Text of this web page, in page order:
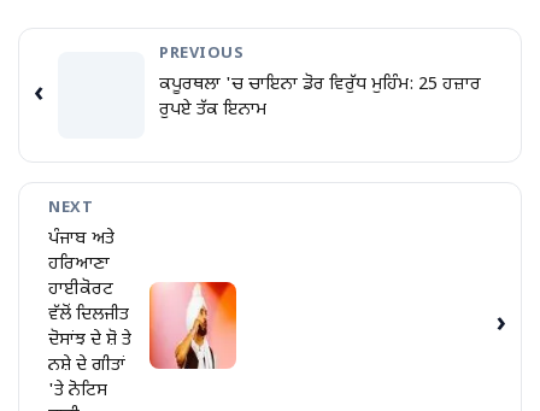
‹
PREVIOUS
ਕਪੂਰਥਲਾ 'ਚ ਚਾਇਨਾ ਡੋਰ ਵਿਰੁੱਧ ਮੁਹਿੰਮ: 25 ਹਜ਼ਾਰ
ਰੁਪਏ ਤੱਕ ਇਨਾਮ
NEXT
ਪੰਜਾਬ ਅਤੇ
ਹਰਿਆਣਾ
ਹਾਈਕੋਰਟ
ਵੱਲੋਂ ਦਿਲਜੀਤ
ਦੋਸਾਂਝ ਦੇ ਸ਼ੋ ਤੇ
ਨਸ਼ੇ ਦੇ ਗੀਤਾਂ
'ਤੇ ਨੋਟਿਸ
›